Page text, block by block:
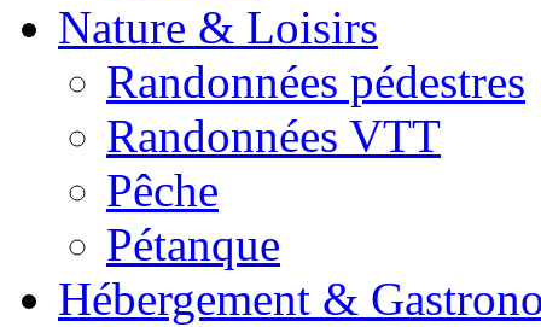
Nature & Loisirs
Randonnées pédestres
Randonnées VTT
Pêche
Pétanque
Hébergement &